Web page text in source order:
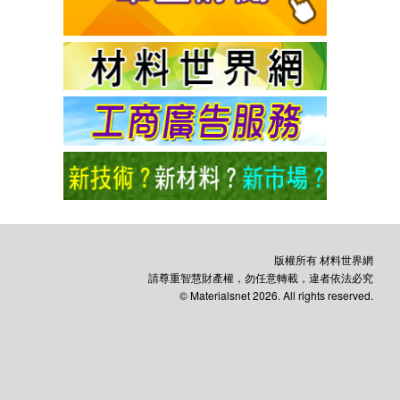
版權所有 材料世界網
請尊重智慧財產權，勿任意轉載，違者依法必究
© Materialsnet 2026. All rights reserved.